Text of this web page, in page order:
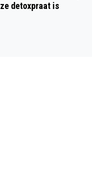
detoxpraat is